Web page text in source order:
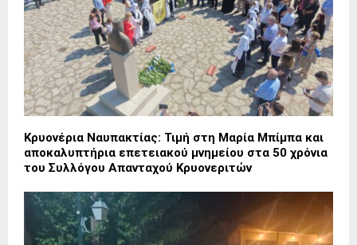
Κρυονέρια Ναυπακτίας: Τιμή στη Μαρία Μπίμπα και
αποκαλυπτήρια επετειακού μνημείου στα 50 χρόνια
του Συλλόγου Απανταχού Κρυονεριτών